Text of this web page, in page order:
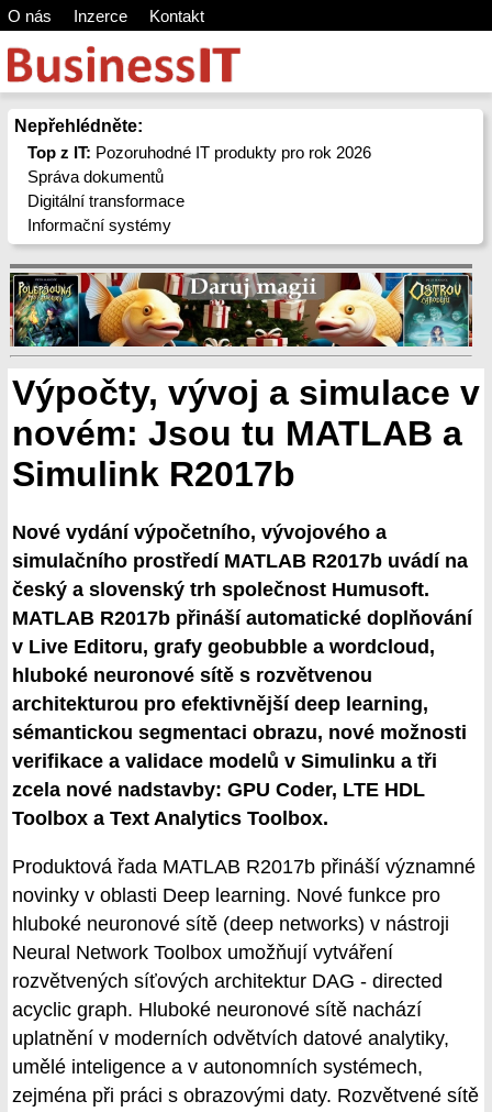
O nás Inzerce Kontakt
Nepřehlédněte:
Top z IT: Pozoruhodné IT produkty pro rok 2026
Správa dokumentů
Digitální transformace
Informační systémy
Výpočty, vývoj a simulace v
novém: Jsou tu MATLAB a
Simulink R2017b
Nové vydání výpočetního, vývojového a
simulačního prostředí MATLAB R2017b uvádí na
český a slovenský trh společnost Humusoft.
MATLAB R2017b přináší automatické doplňování
v Live Editoru, grafy geobubble a wordcloud,
hluboké neuronové sítě s rozvětvenou
architekturou pro efektivnější deep learning,
sémantickou segmentaci obrazu, nové možnosti
verifikace a validace modelů v Simulinku a tři
zcela nové nadstavby: GPU Coder, LTE HDL
Toolbox a Text Analytics Toolbox.
Produktová řada MATLAB R2017b přináší významné
novinky v oblasti Deep learning. Nové funkce pro
hluboké neuronové sítě (deep networks) v nástroji
Neural Network Toolbox umožňují vytváření
rozvětvených síťových architektur DAG - directed
acyclic graph. Hluboké neuronové sítě nachází
uplatnění v moderních odvětvích datové analytiky,
umělé inteligence a v autonomních systémech,
zejména při práci s obrazovými daty. Rozvětvené sítě